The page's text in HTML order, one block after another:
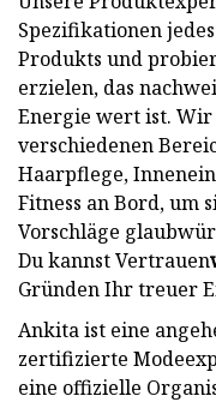
Spezifikationen
Produkts und
erzielen, das
Energie wert ist. Wir
verschiedenen
Haarpflege,
Fitness an Bord, um
Vorschläge
Du kannst Vertrauen
Gründen Ihr treuer
Ankita ist eine
zertifizierte
eine offizielle